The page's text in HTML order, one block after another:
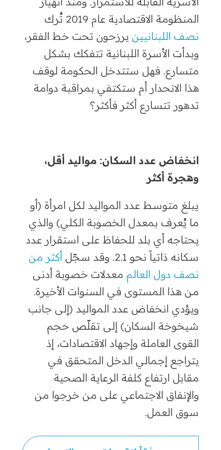
المنظومة الاقتصادية عام 2019 تُرك
نصف اللبنانيينيرزحون تحت خط الفقر،
وبدأت الأسرة اللبنانية تتفكك بشكل
متسارع. فهل ستتدخل الحكومة لوقف
هذا الانحدار أم ستكتفي بمراقبة دوامة
تدهور تتسارع أكثر فأكثر؟
انخفاض عدد السكان: مواليد أقل،
وهجرة أكثر
يبلغ متوسط عدد المواليد لكل امرأة (أو
ما يُعرف بمعدل الخصوبة الكلي) والذي
يحتاجه أي بلد للحفاظ على استقرار عدد
سكانه ذاتياً نحو 2.1. وقد سجّل
أكثر من
نصف دول العالممعدلات خصوبة أدنى
من هذا المستوى في السنوات الأخيرة.
ويؤدي انخفاض عدد المواليد (إلى جانب
شيخوخة السكان) إلى تقلّص حجم
القوى العاملة وإجهاد الاقتصادات، إذ
يتراجع إجمالي الدخل المتحقق في
مقابل ارتفاع كلفة الرعاية الصحية
والإنفاق الاجتماعي على من خرجوا من
سوق العمل.